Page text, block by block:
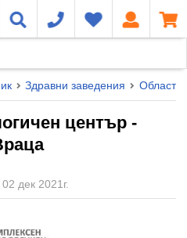
Здравни заведения Област
център -
дек 2021г.